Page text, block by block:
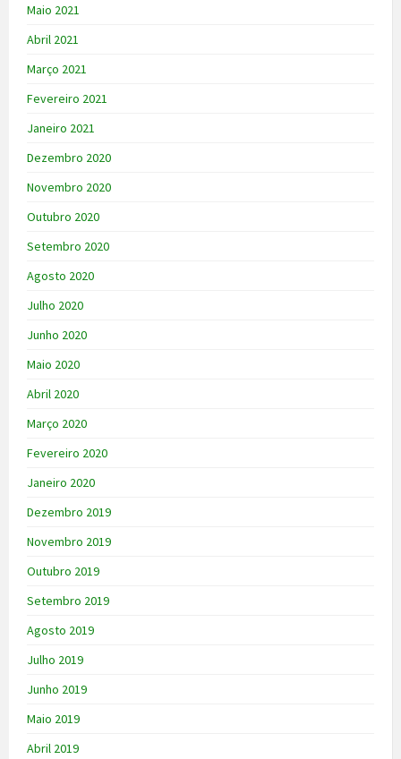
Maio 2021
Abril 2021
Março 2021
Fevereiro 2021
Janeiro 2021
Dezembro 2020
Novembro 2020
Outubro 2020
Setembro 2020
Agosto 2020
Julho 2020
Junho 2020
Maio 2020
Abril 2020
Março 2020
Fevereiro 2020
Janeiro 2020
Dezembro 2019
Novembro 2019
Outubro 2019
Setembro 2019
Agosto 2019
Julho 2019
Junho 2019
Maio 2019
Abril 2019